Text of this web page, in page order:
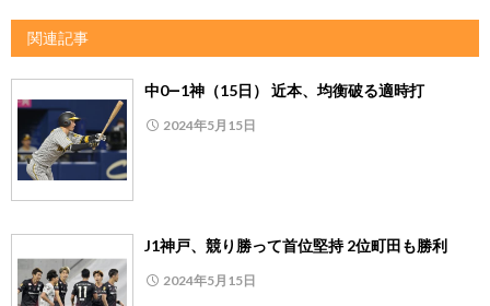
関連記事
中0―1神（15日） 近本、均衡破る適時打
2024年5月15日
J1神戸、競り勝って首位堅持 2位町田も勝利
2024年5月15日